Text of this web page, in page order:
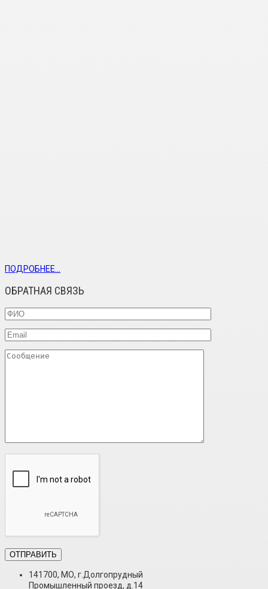
ПОДРОБНЕЕ...
ОБРАТНАЯ СВЯЗЬ
141700, МО, г.Долгопрудный
Промышленный проезд, д.14